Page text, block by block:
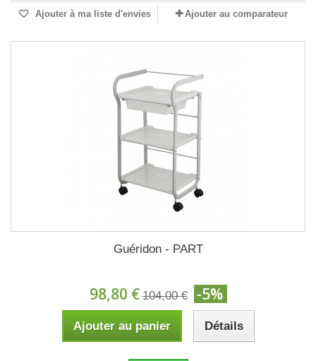
Ajouter à ma liste d'envies Ajouter au comparateur
Guéridon - PART
98,80 € 104,00 € -5%
Ajouter au panier Détails